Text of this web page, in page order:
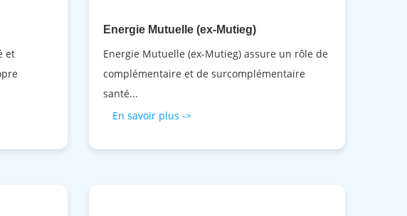
et
Energie Mutuelle (ex-Mutieg)
Energie Mutuelle (ex-Mutieg) assure un rôle de
complémentaire et de surcomplémentaire
santé...
En savoir plus ->